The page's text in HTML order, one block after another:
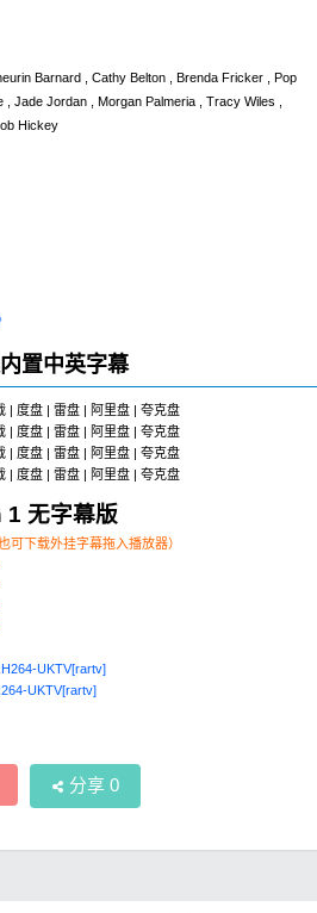
Barnard , Cathy Belton , Brenda Fricker , Pop
, Jade Jordan , Morgan Palmeria , Tracy Wiles ,
Hickey
置中英字幕
| 度盘 | 雷盘 | 阿里盘 | 夸克盘
| 度盘 | 雷盘 | 阿里盘 | 夸克盘
| 度盘 | 雷盘 | 阿里盘 | 夸克盘
| 度盘 | 雷盘 | 阿里盘 | 夸克盘
无字幕版
可下载外挂字幕拖入播放器）
UKTV[rartv]
UKTV[rartv]
分享 0